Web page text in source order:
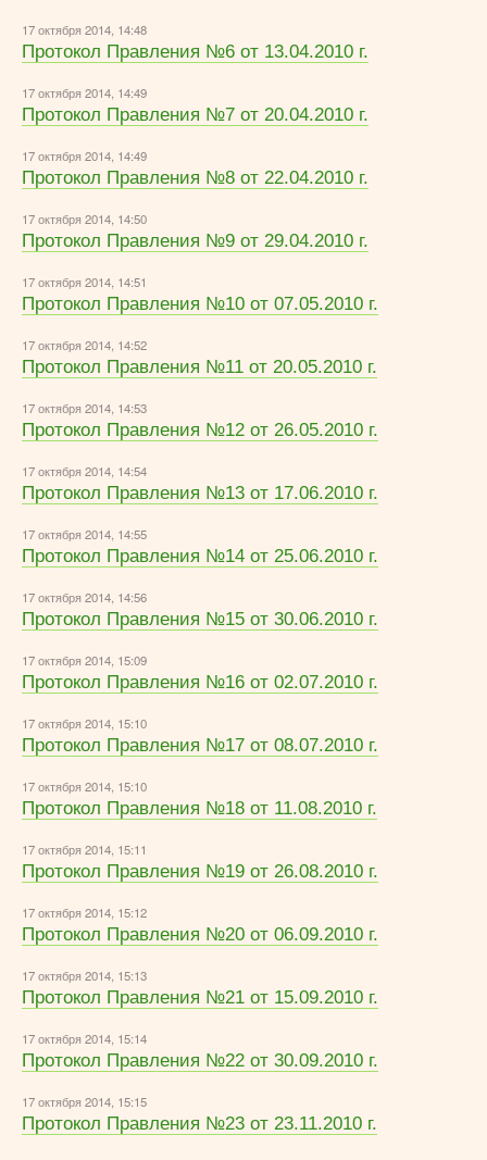
17 октября 2014, 14:48
Протокол Правления №6 от 13.04.2010 г.
17 октября 2014, 14:49
Протокол Правления №7 от 20.04.2010 г.
17 октября 2014, 14:49
Протокол Правления №8 от 22.04.2010 г.
17 октября 2014, 14:50
Протокол Правления №9 от 29.04.2010 г.
17 октября 2014, 14:51
Протокол Правления №10 от 07.05.2010 г.
17 октября 2014, 14:52
Протокол Правления №11 от 20.05.2010 г.
17 октября 2014, 14:53
Протокол Правления №12 от 26.05.2010 г.
17 октября 2014, 14:54
Протокол Правления №13 от 17.06.2010 г.
17 октября 2014, 14:55
Протокол Правления №14 от 25.06.2010 г.
17 октября 2014, 14:56
Протокол Правления №15 от 30.06.2010 г.
17 октября 2014, 15:09
Протокол Правления №16 от 02.07.2010 г.
17 октября 2014, 15:10
Протокол Правления №17 от 08.07.2010 г.
17 октября 2014, 15:10
Протокол Правления №18 от 11.08.2010 г.
17 октября 2014, 15:11
Протокол Правления №19 от 26.08.2010 г.
17 октября 2014, 15:12
Протокол Правления №20 от 06.09.2010 г.
17 октября 2014, 15:13
Протокол Правления №21 от 15.09.2010 г.
17 октября 2014, 15:14
Протокол Правления №22 от 30.09.2010 г.
17 октября 2014, 15:15
Протокол Правления №23 от 23.11.2010 г.